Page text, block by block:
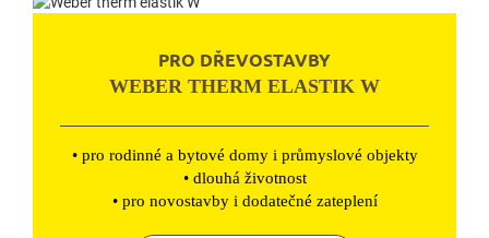
PRO DŘEVOSTAVBY
WEBER THERM ELASTIK W
• pro rodinné a bytové domy i průmyslové objekty
• dlouhá životnost
• pro novostavby i dodatečné zateplení